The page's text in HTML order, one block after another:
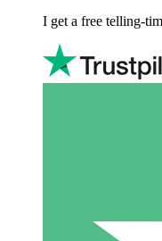
I get a free telling-